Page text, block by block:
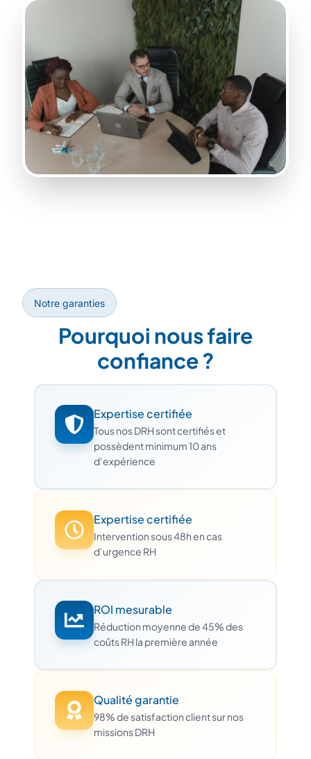
Notre garanties
Pourquoi nous faire
confiance ?
Expertise certifiée
Tous nos DRH sont certifiés et
possèdent minimum 10 ans
d’expérience
Expertise certifiée
Intervention sous 48h en cas
d’urgence RH
ROI mesurable
Réduction moyenne de 45% des
coûts RH la première année
Qualité garantie
98% de satisfaction client sur nos
missions DRH